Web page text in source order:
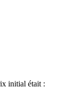
initial était :